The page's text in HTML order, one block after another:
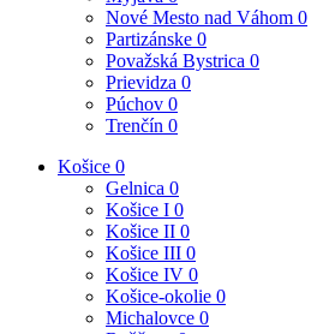
Nové Mesto nad Váhom 0
Partizánske 0
Považská Bystrica 0
Prievidza 0
Púchov 0
Trenčín 0
Košice 0
Gelnica 0
Košice I 0
Košice II 0
Košice III 0
Košice IV 0
Košice-okolie 0
Michalovce 0